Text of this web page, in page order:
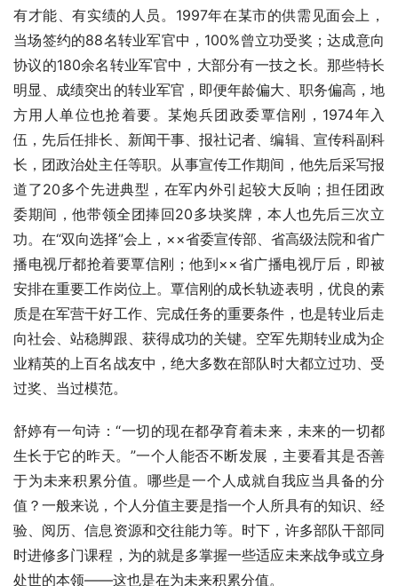
有才能、有实绩的人员。1997年在某市的供需见面会上，
当场签约的88名转业军官中，100%曾立功受奖；达成意向
协议的180余名转业军官中，大部分有一技之长。那些特长
明显、成绩突出的转业军官，即便年龄偏大、职务偏高，地
方用人单位也抢着要。某炮兵团政委覃信刚，1974年入
伍，先后任排长、新闻干事、报社记者、编辑、宣传科副科
长，团政治处主任等职。从事宣传工作期间，他先后采写报
道了20多个先进典型，在军内外引起较大反响；担任团政
委期间，他带领全团捧回20多块奖牌，本人也先后三次立
功。在“双向选择”会上，××省委宣传部、省高级法院和省广
播电视厅都抢着要覃信刚；他到××省广播电视厅后，即被
安排在重要工作岗位上。覃信刚的成长轨迹表明，优良的素
质是在军营干好工作、完成任务的重要条件，也是转业后走
向社会、站稳脚跟、获得成功的关键。空军先期转业成为企
业精英的上百名战友中，绝大多数在部队时大都立过功、受
过奖、当过模范。
舒婷有一句诗：“一切的现在都孕育着未来，未来的一切都
生长于它的昨天。”一个人能否不断发展，主要看其是否善
于为未来积累分值。哪些是一个人成就自我应当具备的分
值？一般来说，个人分值主要是指一个人所具有的知识、经
验、阅历、信息资源和交往能力等。时下，许多部队干部同
时进修多门课程，为的就是多掌握一些适应未来战争或立身
处世的本领——这也是在为未来积累分值。